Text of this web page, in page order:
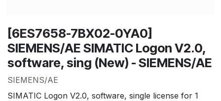
[6ES7658-7BX02-0YA0]
SIEMENS/AE SIMATIC Logon V2.0,
software, sing (New) - SIEMENS/AE
SIEMENS/AE
SIMATIC Logon V2.0, software, single license for 1